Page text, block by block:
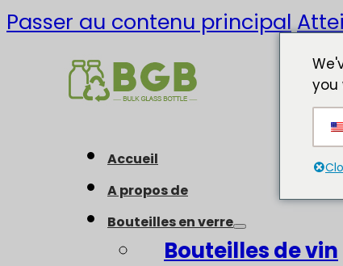
Passer au contenu principal
Accueil
A propos de
Bouteilles en verre
Bouteilles de vin
you